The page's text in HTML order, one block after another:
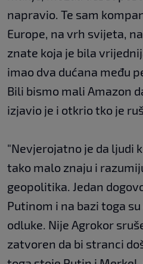
napravio. Te sam
Europe, na vrh svijeta,
znate koja je bila
imao dva dućana među
Bili bismo mali Amazon
izjavio je i otkrio tko je
"Nevjerojatno je da ljudi
tako malo znaju i
geopolitika. Jedan
Putinom i na bazi toga
odluke. Nije Agrokor
zatvoren da bi stranci